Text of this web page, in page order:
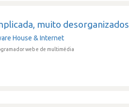
muito desorganizados
House & Internet
web e de multimédia